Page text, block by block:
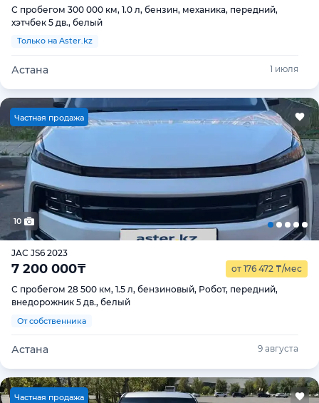
С пробегом 300 000 км, 1.0 л, бензин, механика, передний,
хэтчбек 5 дв., белый
Только на Aster.kz
Астана 1 июля
Частная продажа
10
JAC JS6 2023
7 200 000₸ от 176 472 ₸/мес
С пробегом 28 500 км, 1.5 л, бензиновый, Робот, передний,
внедорожник 5 дв., белый
От собственника
Астана 9 августа
Частная продажа